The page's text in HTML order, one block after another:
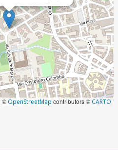
© OpenStreetMap contributors © CARTO